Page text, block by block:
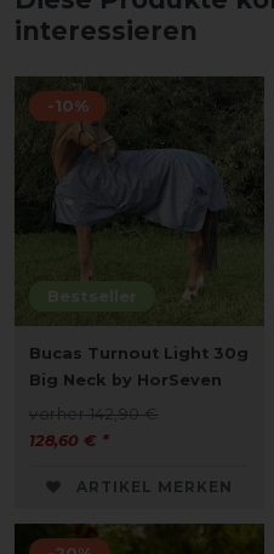
interessieren
Bestseller
-10%
Bucas Turnout Light 30g
Big Neck by HorSeven
vorher 142,90 €
128,60 € *
ARTIKEL MERKEN